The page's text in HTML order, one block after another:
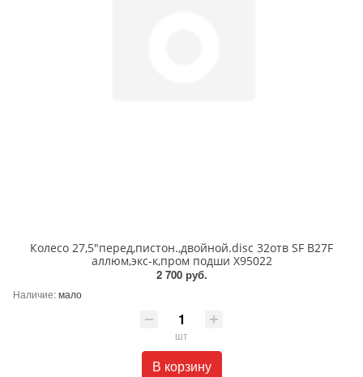
Колесо 27,5"перед,пистон.,двойной.disc 32отв SF B27F
аллюм,экс-к,пром подши Х95022
2 700 руб.
Наличие:мало
шт
В корзину